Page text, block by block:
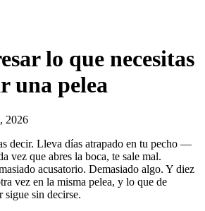
lo que necesitas
una pelea
2026
decir. Lleva días atrapado en tu pecho —
vez que abres la boca, te sale mal.
acusatorio. Demasiado algo. Y diez
vez en la misma pelea, y lo que de
sigue sin decirse.